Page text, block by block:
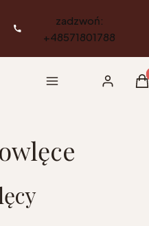
zadzwoń:
+48571801788
Menu Zaloguj się